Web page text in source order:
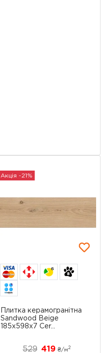
Акція -21%
6
Плитка керамогранітна
Sandwood Beige
185x598x7 Cer...
529 419₴/м2